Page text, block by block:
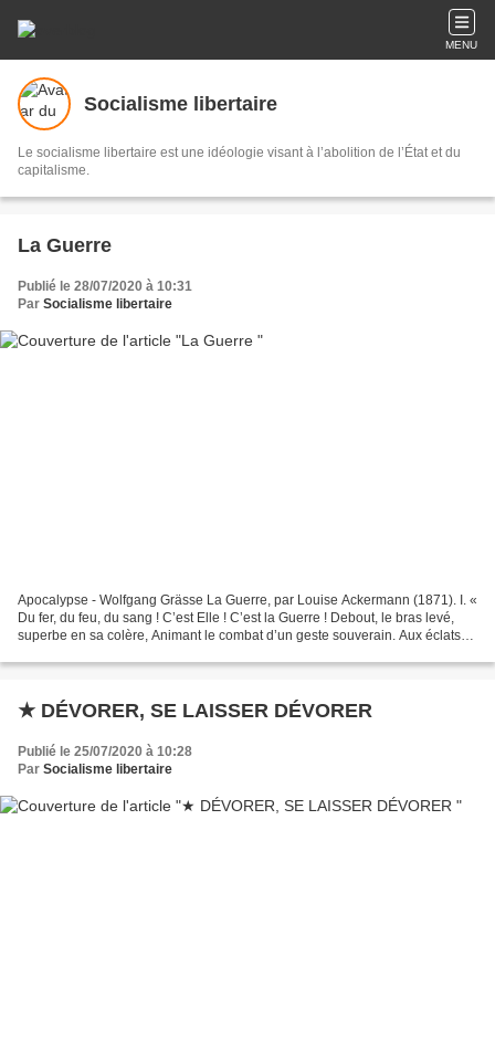
MENU
Socialisme libertaire
Le socialisme libertaire est une idéologie visant à l’abolition de l’État et du
capitalisme.
La Guerre
Publié le 28/07/2020 à 10:31
Par Socialisme libertaire
Apocalypse - Wolfgang Grässe La Guerre, par Louise Ackermann (1871). I. «
Du fer, du feu, du sang ! C’est Elle ! C’est la Guerre ! Debout, le bras levé,
superbe en sa colère, Animant le combat d’un geste souverain. Aux éclats
★ DÉVORER, SE LAISSER DÉVORER
Publié le 25/07/2020 à 10:28
Par Socialisme libertaire